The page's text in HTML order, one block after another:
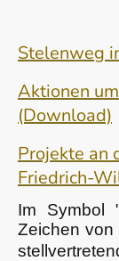
Stelenweg
Aktionen
(Download)
Projekte an
Friedrich-
Im Symbol
Zeichen von